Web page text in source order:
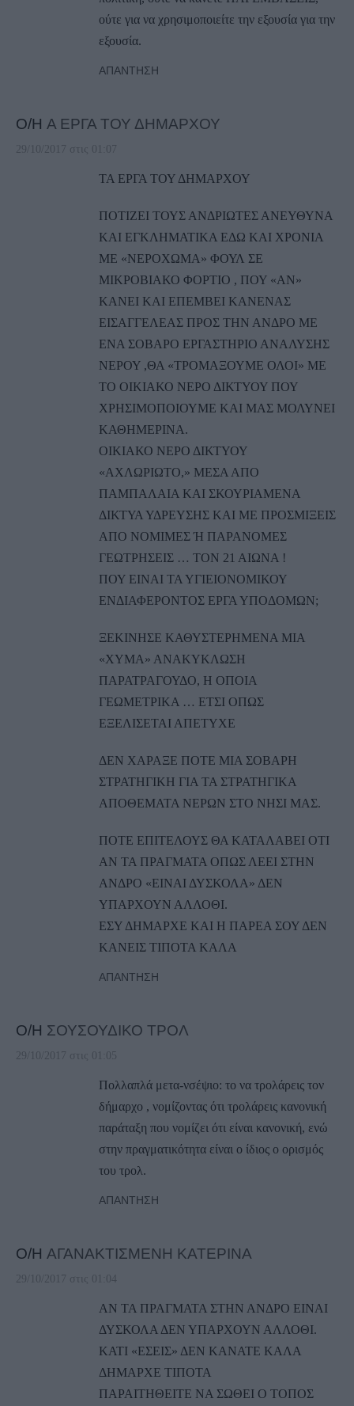
ούτε για να χρησιμοποιείτε την εξουσία για την
εξουσία.
ΑΠΆΝΤΗΣΗ
Ο/Η Α ΕΡΓΑ ΤΟΥ ΔΗΜΑΡΧΟΥ
29/10/2017 στις 01:07
ΤΑ ΕΡΓΑ ΤΟΥ ΔΗΜΑΡΧΟΥ
ΠΟΤΙΖΕΙ ΤΟΥΣ ΑΝΔΡΙΩΤΕΣ ΑΝΕΥΘΥΝΑ
ΚΑΙ ΕΓΚΛΗΜΑΤΙΚΑ ΕΔΩ ΚΑΙ ΧΡΟΝΙΑ
ΜΕ «ΝΕΡΟΧΩΜΑ» ΦΟΥΛ ΣΕ
ΜΙΚΡΟΒΙΑΚΟ ΦΟΡΤΙΟ , ΠΟΥ «ΑΝ»
ΚΑΝΕΙ ΚΑΙ ΕΠΕΜΒΕΙ ΚΑΝΕΝΑΣ
ΕΙΣΑΓΓΕΛΕΑΣ ΠΡΟΣ ΤΗΝ ΑΝΔΡΟ ΜΕ
ΕΝΑ ΣΟΒΑΡΟ ΕΡΓΑΣΤΗΡΙΟ ΑΝΑΛΥΣΗΣ
ΝΕΡΟΥ ,ΘΑ «ΤΡΟΜΑΞΟΥΜΕ ΟΛΟΙ» ΜΕ
ΤΟ ΟΙΚΙΑΚΟ ΝΕΡΟ ΔΙΚΤΥΟΥ ΠΟΥ
ΧΡΗΣΙΜΟΠΟΙΟΥΜΕ ΚΑΙ ΜΑΣ ΜΟΛΥΝΕΙ
ΚΑΘΗΜΕΡΙΝΑ.
ΟΙΚΙΑΚΟ ΝΕΡΟ ΔΙΚΤΥΟΥ
«ΑΧΛΩΡΙΩΤΟ,» ΜΕΣΑ ΑΠΟ
ΠΑΜΠΑΛΑΙΑ ΚΑΙ ΣΚΟΥΡΙΑΜΕΝΑ
ΔΙΚΤΥΑ ΥΔΡΕΥΣΗΣ ΚΑΙ ΜΕ ΠΡΟΣΜΙΞΕΙΣ
ΑΠΟ ΝΟΜΙΜΕΣ Ή ΠΑΡΑΝΟΜΕΣ
ΓΕΩΤΡΗΣΕΙΣ … ΤΟΝ 21 ΑΙΩΝΑ !
ΠΟΥ ΕΙΝΑΙ ΤΑ ΥΓΙΕΙΟΝΟΜΙΚΟΥ
ΕΝΔΙΑΦΕΡΟΝΤΟΣ ΕΡΓΑ ΥΠΟΔΟΜΩΝ;
ΞΕΚΙΝΗΣΕ ΚΑΘΥΣΤΕΡΗΜΕΝΑ ΜΙΑ
«ΧΥΜΑ» ΑΝΑΚΥΚΛΩΣΗ
ΠΑΡΑΤΡΑΓΟΥΔΟ, Η ΟΠΟΙΑ
ΓΕΩΜΕΤΡΙΚΑ … ΕΤΣΙ ΟΠΩΣ
ΕΞΕΛΙΣΕΤΑΙ ΑΠΕΤΥΧΕ
ΔΕΝ ΧΑΡΑΞΕ ΠΟΤΕ ΜΙΑ ΣΟΒΑΡΗ
ΣΤΡΑΤΗΓΙΚΗ ΓΙΑ ΤΑ ΣΤΡΑΤΗΓΙΚΑ
ΑΠΟΘΕΜΑΤΑ ΝΕΡΩΝ ΣΤΟ ΝΗΣΙ ΜΑΣ.
ΠΟΤΕ ΕΠΙΤΕΛΟΥΣ ΘΑ ΚΑΤΑΛΑΒΕΙ ΟΤΙ
AN TA ΠΡΑΓΜΑΤΑ ΟΠΩΣ ΛΕΕΙ ΣΤΗΝ
ΑΝΔΡΟ «ΕΙΝΑΙ ΔΥΣΚΟΛΑ» ΔΕΝ
ΥΠΑΡΧΟΥΝ ΑΛΛΟΘΙ.
ΕΣΥ ΔΗΜΑΡΧΕ ΚΑΙ Η ΠΑΡΕΑ ΣΟΥ ΔΕΝ
ΚΑΝΕΙΣ ΤΙΠΟΤΑ ΚΑΛΑ
ΑΠΆΝΤΗΣΗ
Ο/Η ΣΟΥΣΟΥΔΙΚΟ ΤΡΟΛ
29/10/2017 στις 01:05
Πολλαπλά μετα-νσέψιο: το να τρολάρεις τον
δήμαρχο , νομίζοντας ότι τρολάρεις κανονική
παράταξη που νομίζει ότι είναι κανονική, ενώ
στην πραγματικότητα είναι ο ίδιος ο ορισμός
του τρολ.
ΑΠΆΝΤΗΣΗ
Ο/Η ΑΓΑΝΑΚΤΙΣΜΕΝΗ ΚΑΤΕΡΙΝΑ
29/10/2017 στις 01:04
AN TA ΠΡΑΓΜΑΤΑ ΣΤΗΝ ΑΝΔΡΟ ΕΙΝΑΙ
ΔΥΣΚΟΛΑ ΔΕΝ ΥΠΑΡΧΟΥΝ ΑΛΛΟΘΙ.
ΚΑΤΙ «ΕΣΕΙΣ» ΔΕΝ ΚΑΝΑΤΕ ΚΑΛΑ
ΔΗΜΑΡΧΕ ΤΙΠΟΤΑ
ΠΑΡΑΙΤΗΘΕΙΤΕ ΝΑ ΣΩΘΕΙ Ο ΤΟΠΟΣ